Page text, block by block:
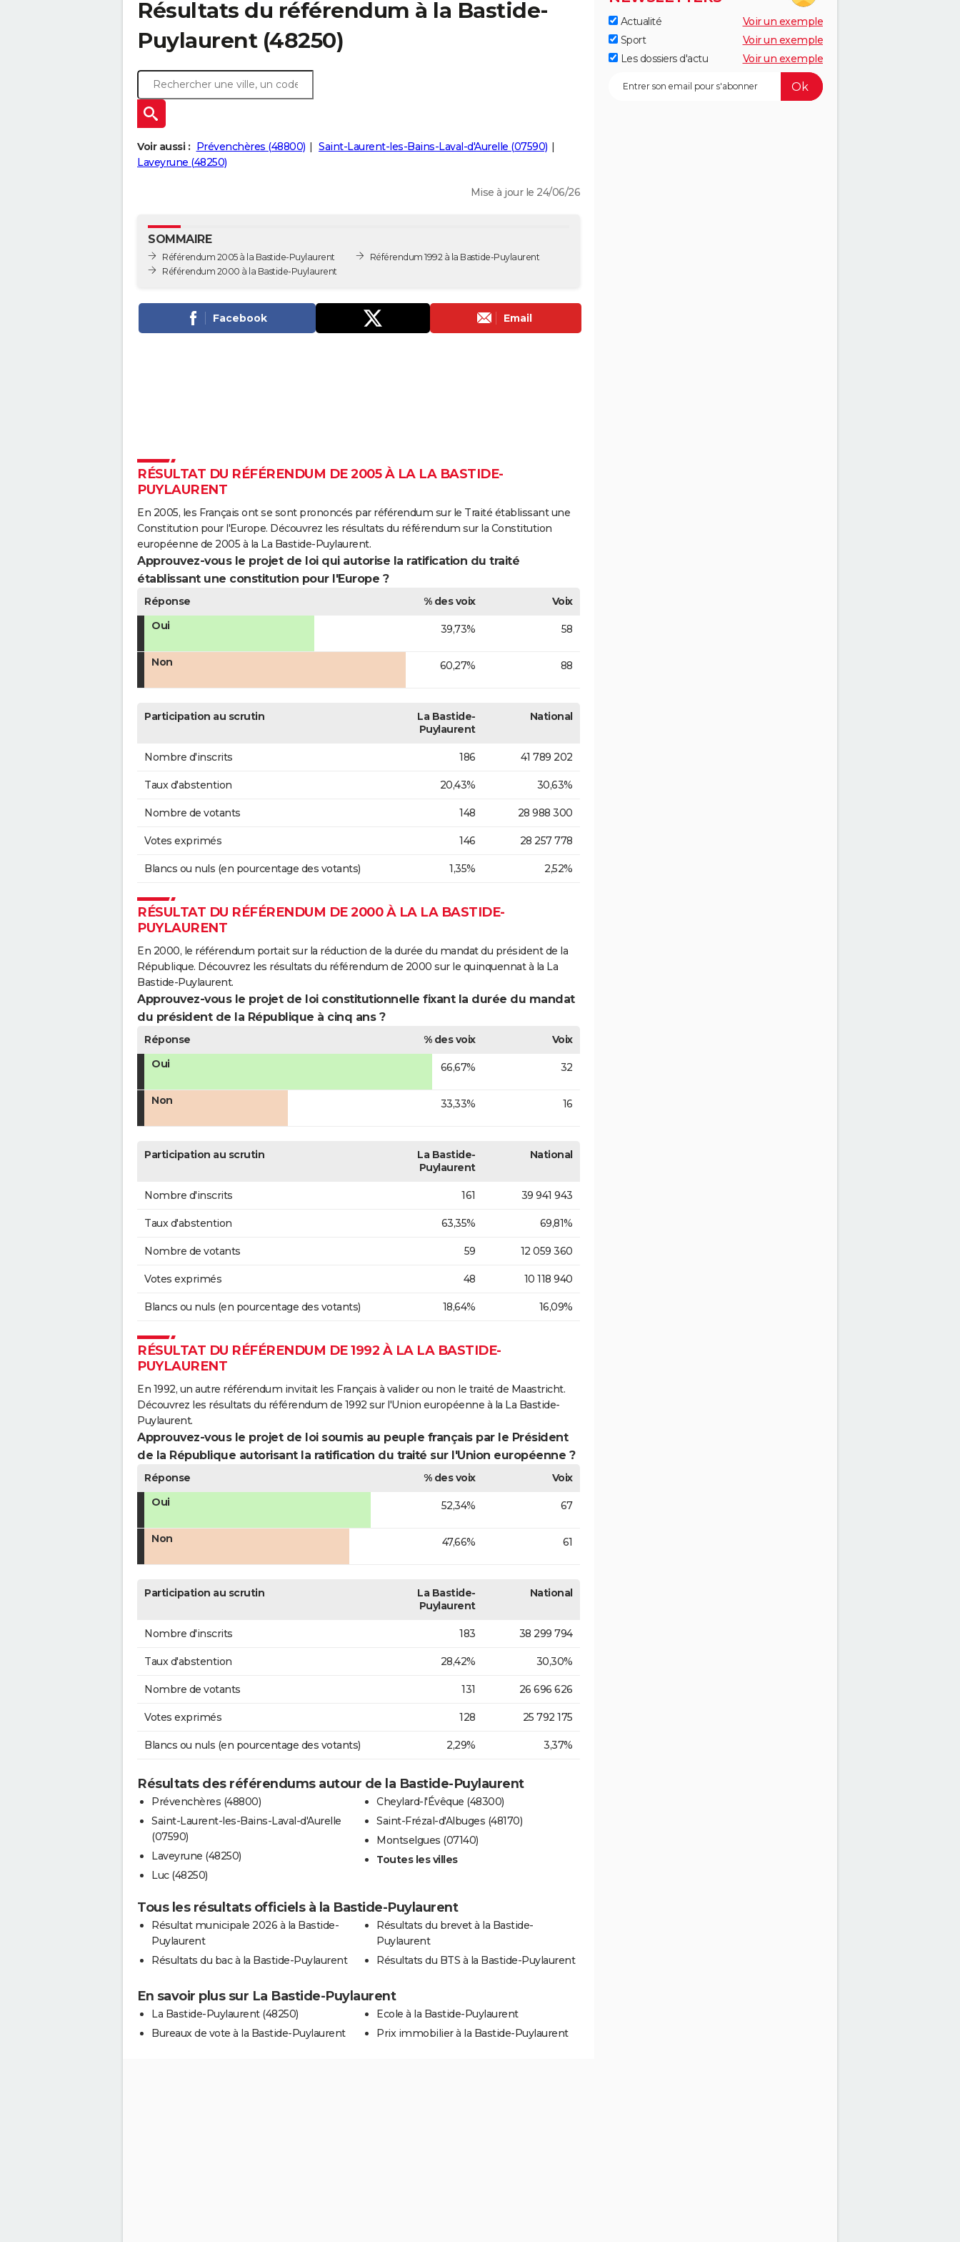
Résultats du référendum à la Bastide-
Puylaurent (48250)
Voir aussi : Prévenchères (48800)
Saint-Laurent-les-Bains-Laval-d'Aurelle (07590)
Laveyrune (48250)
Mise à jour le 24/06/26
SOMMAIRE
Référendum 2005 à la Bastide-Puylaurent
Référendum 2000 à la Bastide-Puylaurent
Référendum 1992 à la Bastide-Puylaurent
Facebook Email
RÉSULTAT DU RÉFÉRENDUM DE 2005 À LA LA BASTIDE-
PUYLAURENT
En 2005, les Français ont se sont prononcés par référendum sur le Traité établissant une
Constitution pour l'Europe. Découvrez les résultats du référendum sur la Constitution
européenne de 2005 à la La Bastide-Puylaurent.
Approuvez-vous le projet de loi qui autorise la ratification du traité
établissant une constitution pour l'Europe ?
Réponse % des voix
Voix
Oui
39,73% 58
Non 60,27% 88
Participation au scrutin
La Bastide-
Puylaurent
National
Nombre d'inscrits 186 41 789 202
Taux d'abstention 20,43% 30,63%
Nombre de votants 148 28 988 300
Votes exprimés 146 28 257 778
Blancs ou nuls (en pourcentage des votants) 1,35% 2,52%
RÉSULTAT DU RÉFÉRENDUM DE 2000 À LA LA BASTIDE-
PUYLAURENT
En 2000, le référendum portait sur la réduction de la durée du mandat du président de la
République. Découvrez les résultats du référendum de 2000 sur le quinquennat à la La
Bastide-Puylaurent.
Approuvez-vous le projet de loi constitutionnelle fixant la durée du mandat
du président de la République à cinq ans ?
Réponse % des voix
Voix
Oui
66,67% 32
Non 33,33% 16
Participation au scrutin
La Bastide-
Puylaurent
National
Nombre d'inscrits 161 39 941 943
Taux d'abstention 63,35% 69,81%
Nombre de votants 59 12 059 360
Votes exprimés 48 10 118 940
Blancs ou nuls (en pourcentage des votants) 18,64% 16,09%
RÉSULTAT DU RÉFÉRENDUM DE 1992 À LA LA BASTIDE-
PUYLAURENT
En 1992, un autre référendum invitait les Français à valider ou non le traité de Maastricht.
Découvrez les résultats du référendum de 1992 sur l'Union européenne à la La Bastide-
Puylaurent.
Approuvez-vous le projet de loi soumis au peuple français par le Président
de la République autorisant la ratification du traité sur l'Union européenne ?
Réponse % des voix
Voix
Oui
52,34% 67
Non 47,66% 61
Participation au scrutin
La Bastide-
Puylaurent
National
Nombre d'inscrits 183 38 299 794
Taux d'abstention 28,42% 30,30%
Nombre de votants 131 26 696 626
Votes exprimés 128 25 792 175
Blancs ou nuls (en pourcentage des votants) 2,29% 3,37%
Résultats des référendums autour de la Bastide-Puylaurent
Prévenchères (48800)
Saint-Laurent-les-Bains-Laval-d'Aurelle
(07590)
Laveyrune (48250)
Luc (48250)
Cheylard-l'Évêque (48300)
Saint-Frézal-d'Albuges (48170)
Montselgues (07140)
Toutes les villes
Tous les résultats officiels à la Bastide-Puylaurent
Résultat municipale 2026 à la Bastide-
Puylaurent
Résultats du bac à la Bastide-Puylaurent
Résultats du brevet à la Bastide-
Puylaurent
Résultats du BTS à la Bastide-Puylaurent
En savoir plus sur La Bastide-Puylaurent
La Bastide-Puylaurent (48250)
Bureaux de vote à la Bastide-Puylaurent
Ecole à la Bastide-Puylaurent
Prix immobilier à la Bastide-Puylaurent
Actualité
Voir un exemple
Sport
Voir un exemple
Les dossiers d'actu
Voir un exemple